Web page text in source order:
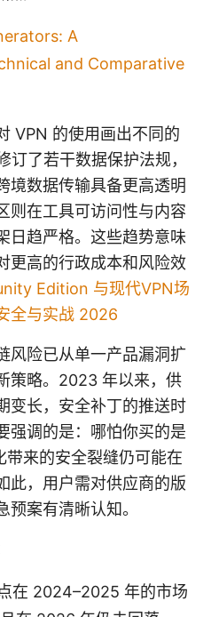
A
and Comparative
VPN 的使用画出不同的
了若干数据保护法规，
境数据传输具备更高透明
则在工具可访问性与内容
日趋严格。这些趋势意味
更高的行政成本和风险效
Edition 与现代VPN场
全与实战 2026
风险已从单一产品漏洞扩
策略。2023 年以来，供
变长，安全补丁的推送时
强调的是：哪怕你买的是
带来的安全裂缝仍可能在
此，用户需对供应商的版
案有清晰认知。
在 2024–2025 年的市场